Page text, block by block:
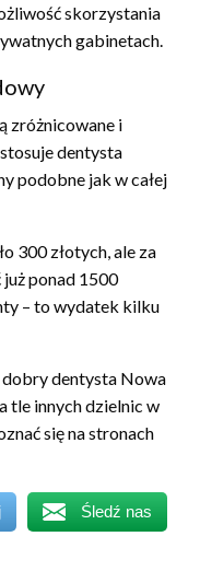
skorzystania
gabinetach.
zróżnicowane i
dentysta
podobne jak w całej
300 złotych, ale za
ponad 1500
– to wydatek kilku
dentysta Nowa
tle innych dzielnic w
się na stronach
Śledź nas